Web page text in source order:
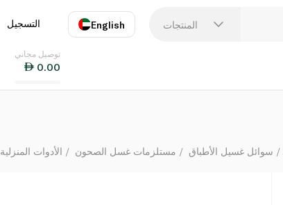
المنتجات English
اللغة
التسجيل
توصيل مجاني
0.00
الأدوات المنزلية مستلزمات غسل الصحون سوائل غسيل الأطباق